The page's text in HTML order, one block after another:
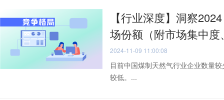
【行业深度】洞察
场份额（附市场集中
2024-11-09 11:00:08
目前中国煤制天然气行业企业数量
较低。...